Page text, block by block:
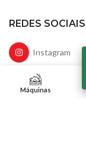
REDES SOCIAIS
Instagram
Facebook
Máquinas